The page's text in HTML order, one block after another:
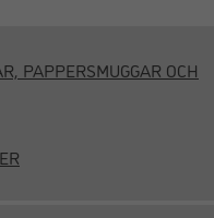
PAPPERSMUGGAR OCH